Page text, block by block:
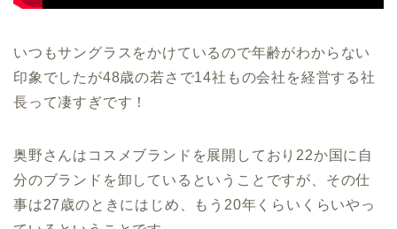
いつもサングラスをかけているので年齢がわからない
印象でしたが48歳の若さで14社もの会社を経営する社
長って凄すぎです！
奥野さんはコスメブランドを展開しており22か国に自
分のブランドを卸しているということですが、その仕
事は27歳のときにはじめ、もう20年くらいくらいやっ